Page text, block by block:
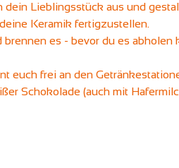
dein Lieblingsstück aus und
Keramik fertigzustellen.
es - bevor du es abholen
euch frei an den
Schokolade (auch mit